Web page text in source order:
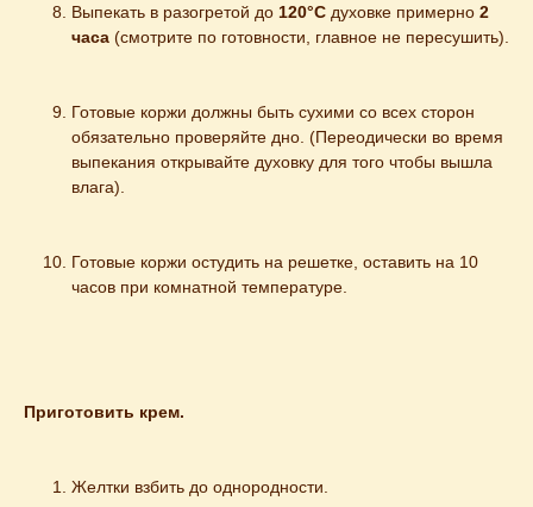
Выпекать в разогретой до 120°С духовке примерно 2
часа (смотрите по готовности, главное не пересушить).
Готовые коржи должны быть сухими со всех сторон
обязательно проверяйте дно. (Переодически во время
выпекания открывайте духовку для того чтобы вышла
влага).
Готовые коржи остудить на решетке, оставить на 10
часов при комнатной температуре.
Приготовить крем.
Желтки взбить до однородности.